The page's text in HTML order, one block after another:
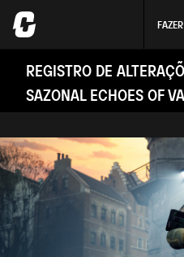
REGISTRO DE
SAZONAL ECHOES OF